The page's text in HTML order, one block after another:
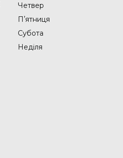
Четвер
Пʼятниця
Субота
Неділя